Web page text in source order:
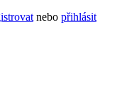
nebo přihlásit